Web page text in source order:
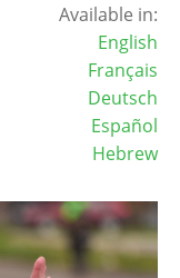
Available in:
English
Français
Deutsch
Español
Hebrew